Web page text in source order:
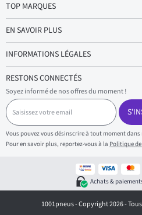
TOP MARQUES
EN SAVOIR PLUS
INFORMATIONS LÉGALES
RESTONS CONNECTÉS
Soyez informé de nos offres du moment !
S
a
i
s
i
s
Vous pouvez vous désinscrire à tout moment dans
Pour en savoir plus, reportez-vous à la Politique
Achats &
1001pneus - Copyright 2026 -